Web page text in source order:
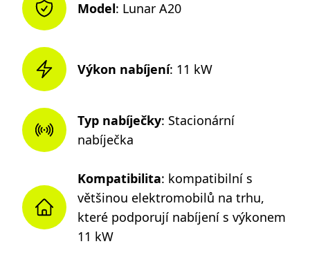
Model: Lunar A20
Výkon nabíjení: 11 kW
Typ nabíječky: Stacionární
nabíječka
Kompatibilita: kompatibilní s
většinou elektromobilů na trhu,
které podporují nabíjení s výkonem
11 kW